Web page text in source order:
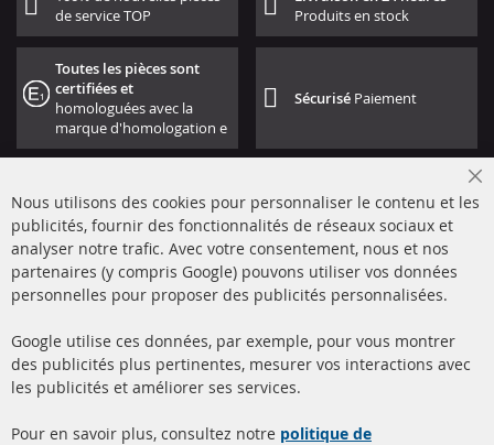
de service TOP
Produits en stock
Toutes les pièces sont
certifiées et
homologuées avec la
marque d'homologation e
Sécurisé Paiement
+49 (0) 4533 799000
info@contra-automotive.de
facebook
instagram
Nous utilisons des cookies pour personnaliser le contenu et les
publicités, fournir des fonctionnalités de réseaux sociaux et
analyser notre trafic. Avec votre consentement, nous et nos
partenaires (y compris Google) pouvons utiliser vos données
personnelles pour proposer des publicités personnalisées.
Google utilise ces données, par exemple, pour vous montrer
des publicités plus pertinentes, mesurer vos interactions avec
les publicités et améliorer ses services.
Pour en savoir plus, consultez notre politique de